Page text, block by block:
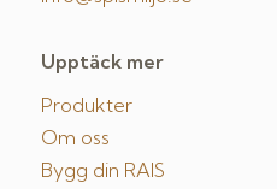
Upptäck mer
Produkter
Om oss
Bygg din RAIS